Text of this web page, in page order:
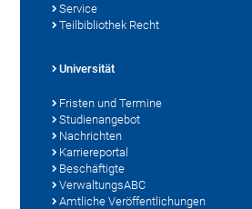
Service
Teilbibliothek Recht
Universität
Fristen und Termine
Studienangebot
Nachrichten
Karriereportal
Beschäftigte
VerwaltungsABC
Amtliche Veröffentlichungen